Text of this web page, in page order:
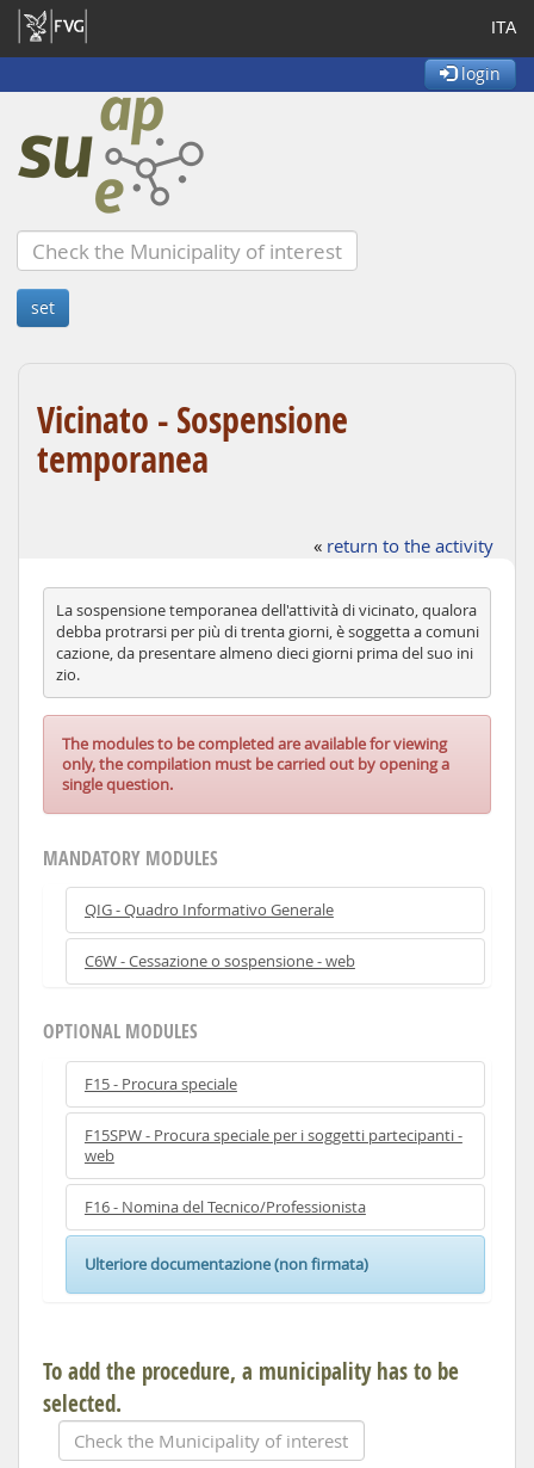
ITA
login
Vicinato - Sospensione
temporanea
« return to the activity
La sospensione temporanea dell'attività di vicinato, qualora
debba protrarsi per più di trenta giorni, è soggetta a comuni
cazione, da presentare almeno dieci giorni prima del suo ini
zio.
The modules to be completed are available for viewing
only, the compilation must be carried out by opening a
single question.
MANDATORY MODULES
QIG - Quadro Informativo Generale
C6W - Cessazione o sospensione - web
OPTIONAL MODULES
F15 - Procura speciale
F15SPW - Procura speciale per i soggetti partecipanti -
web
F16 - Nomina del Tecnico/Professionista
Ulteriore documentazione (non firmata)
To add the procedure, a municipality has to be
selected.